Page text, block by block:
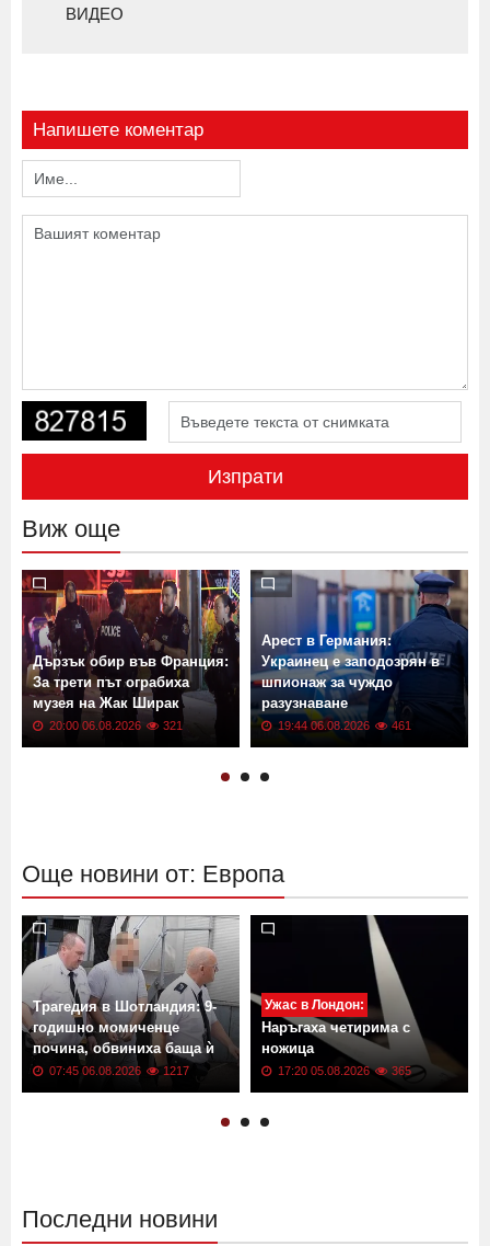
ВИДЕО
Напишете коментар
Изпрати
Виж още
Дързък обир във Франция:
За трети път ограбиха
музея на Жак Ширак
20:00 06.08.2026 321
Арест в Германия:
Украинец е заподозрян в
шпионаж за чуждо
разузнаване
19:44 06.08.2026 461
Още новини от: Европа
Трагедия в Шотландия: 9-
годишно момиченце
почина, обвиниха баща ѝ
07:45 06.08.2026 1217
Ужас в Лондон:
Наръгаха четирима с
ножица
17:20 05.08.2026 365
Последни новини